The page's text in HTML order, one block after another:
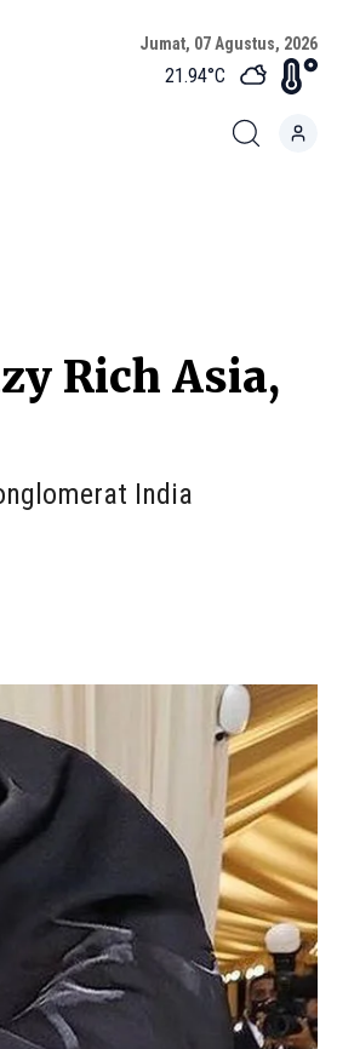
Jumat, 07 Agustus, 2026
21.94°C
Rich Asia,
India